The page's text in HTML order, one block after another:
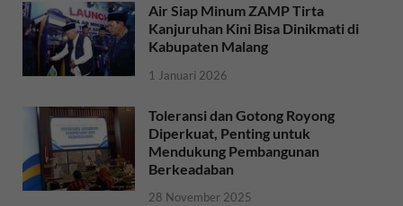
Air Siap Minum ZAMP Tirta
Kanjuruhan Kini Bisa Dinikmati di
Kabupaten Malang
1 Januari 2026
Toleransi dan Gotong Royong
Diperkuat, Penting untuk
Mendukung Pembangunan
Berkeadaban
28 November 2025